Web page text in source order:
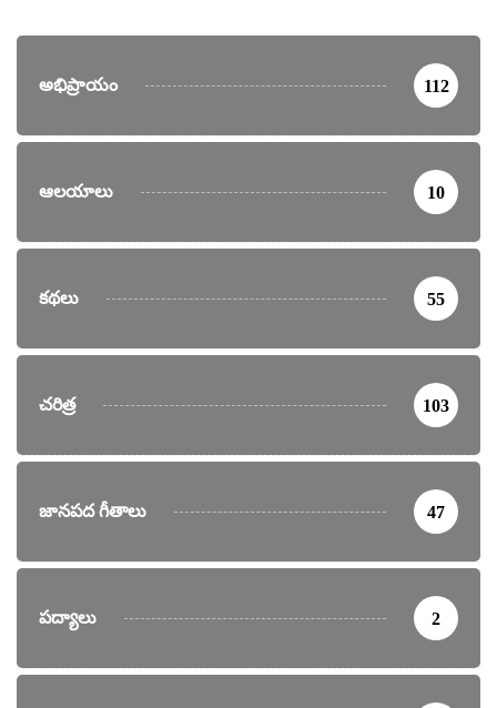
అభిప్రాయం 112
ఆలయాలు 10
కథలు 55
చరిత్ర 103
జానపద గీతాలు 47
పద్యాలు 2